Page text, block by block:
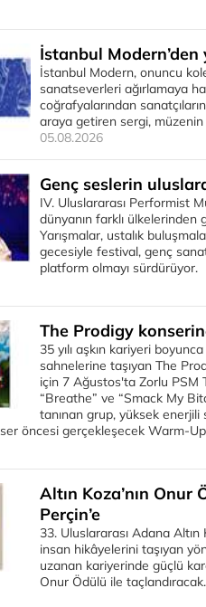
İstanbul
İstanbul Modern, onuncu
sanatseverleri ağırlamaya
coğrafyalarından
araya getiren sergi, müzenin
05.08.2026
Genç seslerin
IV. Uluslararası Performist
dünyanın farklı
Yarışmalar, ustalık
gecesiyle festival, genç
platform olmayı sürdürüyor.
The Prodigy
35 yılı aşkın kariyeri
sahnelerine taşıyan The
için 7 Ağustos'ta Zorlu PSM
“Breathe” ve “Smack My
tanınan grup, yüksek
öncesi gerçekleşecek Warm-
Altın Koza’nın
Perçin’e
33. Uluslararası Adana
insan hikâyelerini taşıyan
uzanan kariyerinde güçlü
Onur Ödülü ile taçlandıracak.